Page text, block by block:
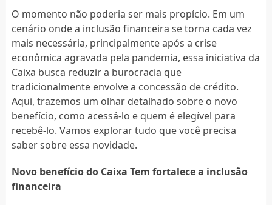
O momento não poderia ser mais propício. Em um
cenário onde a inclusão financeira se torna cada vez
mais necessária, principalmente após a crise
econômica agravada pela pandemia, essa iniciativa da
Caixa busca reduzir a burocracia que
tradicionalmente envolve a concessão de crédito.
Aqui, trazemos um olhar detalhado sobre o novo
benefício, como acessá-lo e quem é elegível para
recebê-lo. Vamos explorar tudo que você precisa
saber sobre essa novidade.
Novo benefício do Caixa Tem fortalece a inclusão
financeira